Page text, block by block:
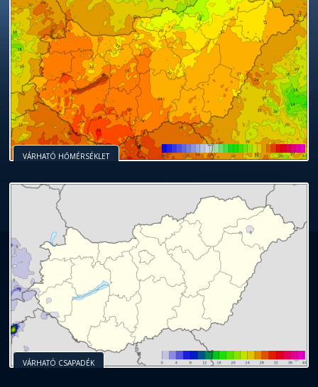
VÁRHATÓ HŐMÉRSÉKLET
VÁRHATÓ CSAPADÉK